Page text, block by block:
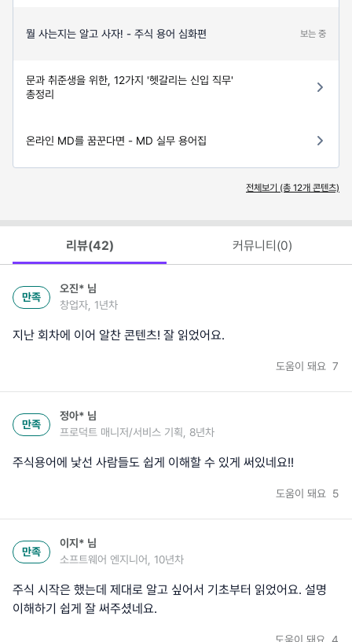
뭘 사는지는 알고 사자! - 주식 용어 심화편 보는 중
문과 취준생을 위한, 12가지 '헷갈리는 신입 직무'
총정리
온라인 MD를 꿈꾼다면 - MD 실무 용어집
전체보기 (총 12개 콘텐츠)
리뷰(42) 커뮤니티(0)
만족
오진* 님
창업자, 1년차
지난 회차에 이어 알찬 콘텐츠! 잘 읽었어요.
도움이 돼요 7
만족
정아* 님
프로덕트 매니저/서비스 기획, 8년차
주식용어에 낯선 사람들도 쉽게 이해할 수 있게 써있네요!!
도움이 돼요 5
만족
이지* 님
소프트웨어 엔지니어, 10년차
주식 시작은 했는데 제대로 알고 싶어서 기초부터 읽었어요. 설명
이해하기 쉽게 잘 써주셨네요.